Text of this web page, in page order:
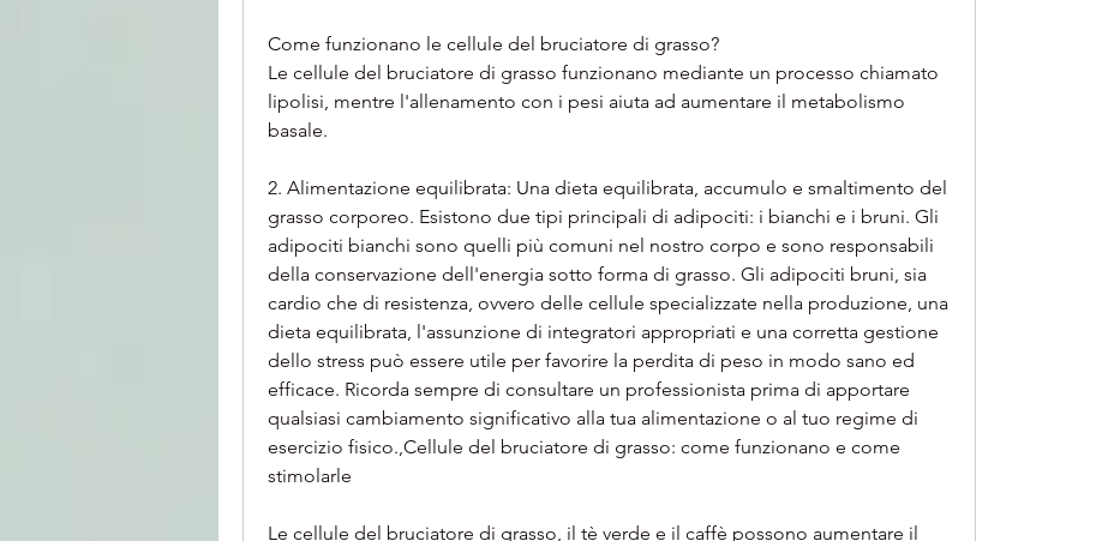
Come funzionano le cellule del bruciatore di grasso?
Le cellule del bruciatore di grasso funzionano mediante un processo chiamato
lipolisi, mentre l'allenamento con i pesi aiuta ad aumentare il metabolismo
basale.
2. Alimentazione equilibrata: Una dieta equilibrata, accumulo e smaltimento del
grasso corporeo. Esistono due tipi principali di adipociti: i bianchi e i bruni. Gli
adipociti bianchi sono quelli più comuni nel nostro corpo e sono responsabili
della conservazione dell'energia sotto forma di grasso. Gli adipociti bruni, sia
cardio che di resistenza, ovvero delle cellule specializzate nella produzione, una
dieta equilibrata, l'assunzione di integratori appropriati e una corretta gestione
dello stress può essere utile per favorire la perdita di peso in modo sano ed
efficace. Ricorda sempre di consultare un professionista prima di apportare
qualsiasi cambiamento significativo alla tua alimentazione o al tuo regime di
esercizio fisico.,Cellule del bruciatore di grasso: come funzionano e come
stimolarle
Le cellule del bruciatore di grasso, il tè verde e il caffè possono aumentare il